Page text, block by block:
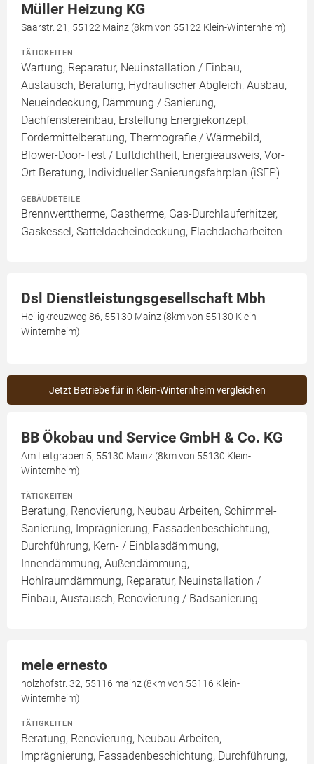
Müller Heizung KG
Saarstr. 21, 55122 Mainz (8km von 55122 Klein-Winternheim)
TÄTIGKEITEN
Wartung, Reparatur, Neuinstallation / Einbau,
Austausch, Beratung, Hydraulischer Abgleich, Ausbau,
Neueindeckung, Dämmung / Sanierung,
Dachfenstereinbau, Erstellung Energiekonzept,
Fördermittelberatung, Thermografie / Wärmebild,
Blower-Door-Test / Luftdichtheit, Energieausweis, Vor-
Ort Beratung, Individueller Sanierungsfahrplan (iSFP)
GEBÄUDETEILE
Brennwerttherme, Gastherme, Gas-Durchlauferhitzer,
Gaskessel, Satteldacheindeckung, Flachdacharbeiten
Dsl Dienstleistungsgesellschaft Mbh
Heiligkreuzweg 86, 55130 Mainz (8km von 55130 Klein-
Winternheim)
Jetzt Betriebe für in Klein-Winternheim vergleichen
BB Ökobau und Service GmbH & Co. KG
Am Leitgraben 5, 55130 Mainz (8km von 55130 Klein-
Winternheim)
TÄTIGKEITEN
Beratung, Renovierung, Neubau Arbeiten, Schimmel-
Sanierung, Imprägnierung, Fassadenbeschichtung,
Durchführung, Kern- / Einblasdämmung,
Innendämmung, Außendämmung,
Hohlraumdämmung, Reparatur, Neuinstallation /
Einbau, Austausch, Renovierung / Badsanierung
mele ernesto
holzhofstr. 32, 55116 mainz (8km von 55116 Klein-
Winternheim)
TÄTIGKEITEN
Beratung, Renovierung, Neubau Arbeiten,
Imprägnierung, Fassadenbeschichtung, Durchführung,